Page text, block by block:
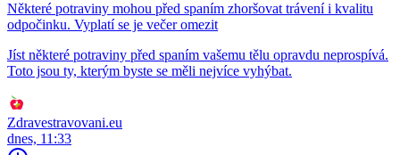
Některé potraviny mohou před spaním zhoršovat trávení i kvalitu
odpočinku. Vyplatí se je večer omezit
Jíst některé potraviny před spaním vašemu tělu opravdu neprospívá.
Toto jsou ty, kterým byste se měli nejvíce vyhýbat.
Zdravestravovani.eu
dnes, 11:33